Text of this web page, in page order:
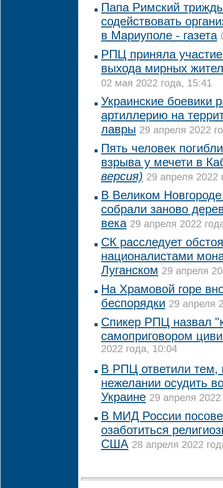
Папа Римский
содействовать
в Мариуполе - газета
РПЦ приняла
выхода мирных
02 мая 2022 года, 15:41
Украинские боевики
артиллерию на
лавры 29 апреля 2022
Пять человек
взрыва у мечети в
версия) 29 апреля 2022
В Великом
собрали заново
века 29 апреля 2022
СК расследует
националистами
Луганском 29 апреля
На Храмовой горе
беспорядки 29 апреля
Спикер РПЦ назвал
самоприговором
2022 года, 10:04
В РПЦ ответили тем,
нежелании осудить
Украине 29 апреля
В МИД России
озаботиться
США 28 апреля 2022